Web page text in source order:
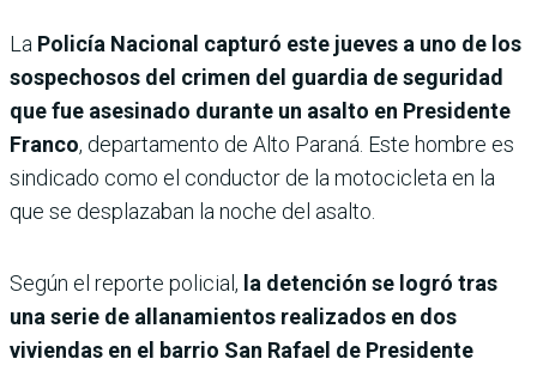
La Policía Nacional capturó este jueves a uno de los
sospechosos del crimen del guardia de seguridad
que fue asesinado durante un asalto en Presidente
Franco, departamento de Alto Paraná. Este hombre es
sindicado como el conductor de la motocicleta en la
que se desplazaban la noche del asalto.
Según el reporte policial, la detención se logró tras
una serie de allanamientos realizados en dos
viviendas en el barrio San Rafael de Presidente